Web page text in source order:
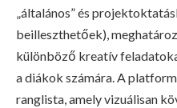
„általános” és
beilleszthetőek),
különböző kreatív
a diákok számára. A
ranglista, amely vizuálisan